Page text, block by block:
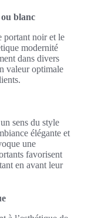
blanc
portant noir et le
modernité
dans divers
valeur optimale
sens du style
élégante et
une
favorisent
en avant leur